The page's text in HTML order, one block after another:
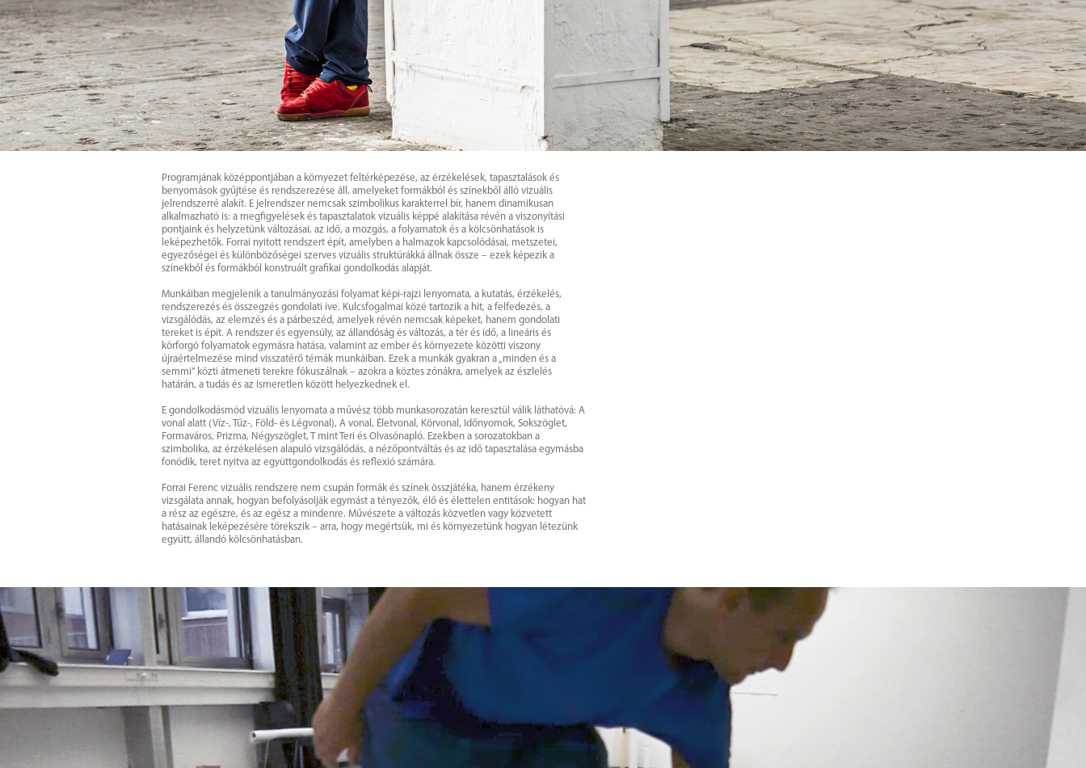
Programjának középpontjában a környezet feltérképezése, az érzékelések, tapasztalások és
benyomások gyűjtése és rendszerezése áll, amelyeket formákból és színekből álló vizuális
jelrendszerré alakít. E jelrendszer nemcsak szimbolikus karakterrel bír, hanem dinamikusan
alkalmazható is: a megfigyelések és tapasztalatok vizuális képpé alakítása révén a viszonyítási
pontjaink és helyzetünk változásai, az idő, a mozgás, a folyamatok és a kölcsönhatások is
leképezhetők. Forrai nyitott rendszert épít, amelyben a halmazok kapcsolódásai, metszetei,
egyezőségei és különbözőségei szerves vizuális struktúrákká állnak össze – ezek képezik a
színekből és formákból konstruált grafikai gondolkodás alapját.
Munkáiban megjelenik a tanulmányozási folyamat képi-rajzi lenyomata, a kutatás, érzékelés,
rendszerezés és összegzés gondolati íve. Kulcsfogalmai közé tartozik a hit, a felfedezés, a
vizsgálódás, az elemzés és a párbeszéd, amelyek révén nemcsak képeket, hanem gondolati
tereket is épít. A rendszer és egyensúly, az állandóság és változás, a tér és idő, a lineáris és
körforgó folyamatok egymásra hatása, valamint az ember és környezete közötti viszony
újraértelmezése mind visszatérő témák munkáiban. Ezek a munkák gyakran a „minden és a
semmi” közti átmeneti terekre fókuszálnak – azokra a köztes zónákra, amelyek az észlelés
határán, a tudás és az ismeretlen között helyezkednek el.
E gondolkodásmód vizuális lenyomata a művész több munkasorozatán keresztül válik láthatóvá: A
vonal alatt (Víz-, Tűz-, Föld- és Légvonal), A vonal, Életvonal, Körvonal, Időnyomok, Sokszöglet,
Formaváros, Prizma, Négyszöglet, T mint Teri és Olvasónapló. Ezekben a sorozatokban a
szimbolika, az érzékelésen alapuló vizsgálódás, a nézőpontváltás és az idő tapasztalása egymásba
fonódik, teret nyitva az együttgondolkodás és reflexió számára.
Forrai Ferenc vizuális rendszere nem csupán formák és színek összjátéka, hanem érzékeny
vizsgálata annak, hogyan befolyásolják egymást a tényezők, élő és élettelen entitások: hogyan hat
a rész az egészre, és az egész a mindenre. Művészete a változás közvetlen vagy közvetett
hatásainak leképezésére törekszik – arra, hogy megértsük, mi és környezetünk hogyan létezünk
együtt, állandó kölcsönhatásban.